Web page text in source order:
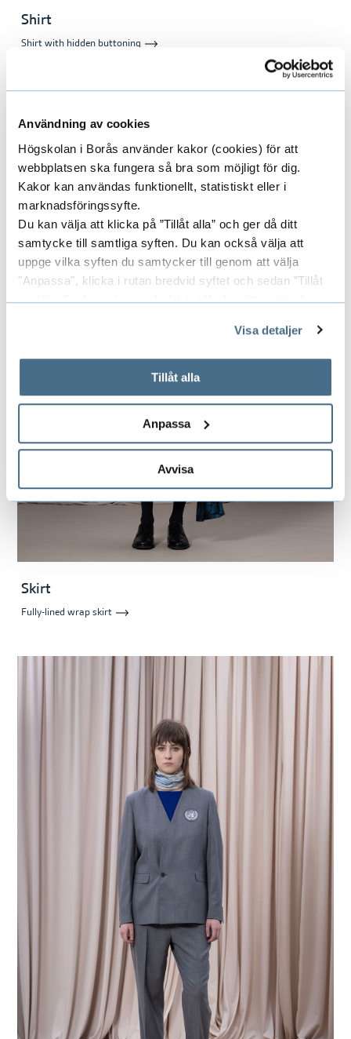
Användning av cookies
Högskolan i Borås använder kakor (cookies) för att
webbplatsen ska fungera så bra som möjligt för dig.
Kakor kan användas funktionellt, statistiskt eller i
marknadsföringssyfte.
Du kan välja att klicka på ”Tillåt alla” och ger då ditt
samtycke till samtliga syften. Du kan också välja att
uppge vilka syften du samtycker till genom att välja
"Anpassa", klicka i rutan bredvid syftet och sedan ”Tillåt
urval”. Du kan när som helst ta tillbaka ditt samtycke
På fliken "Information" kan du läsa om hur kakorna
används och hur vi och våra leverantörer inhämtar och
behandlar personuppgifter.
Visa detaljer
Tillåt alla
Anpassa
Avvisa
Shirt
Shirt with hidden buttoning
Skirt
Fully-lined wrap skirt